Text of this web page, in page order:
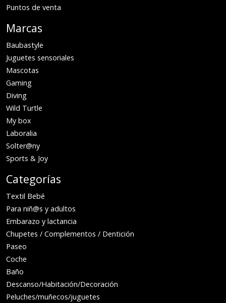
Puntos de venta
Marcas
Baubastyle
Juguetes sensoriales
Mascotas
Gaming
Diving
Wild Turtle
My box
Laboralia
Solter@ny
Sports & Joy
Categorías
Textil Bebé
Para niñ@s y adultos
Embarazo y lactancia
Chupetes / Complementos / Dentición
Paseo
Coche
Baño
Descanso/Habitación/Decoración
Peluches/muñecos/juguetes